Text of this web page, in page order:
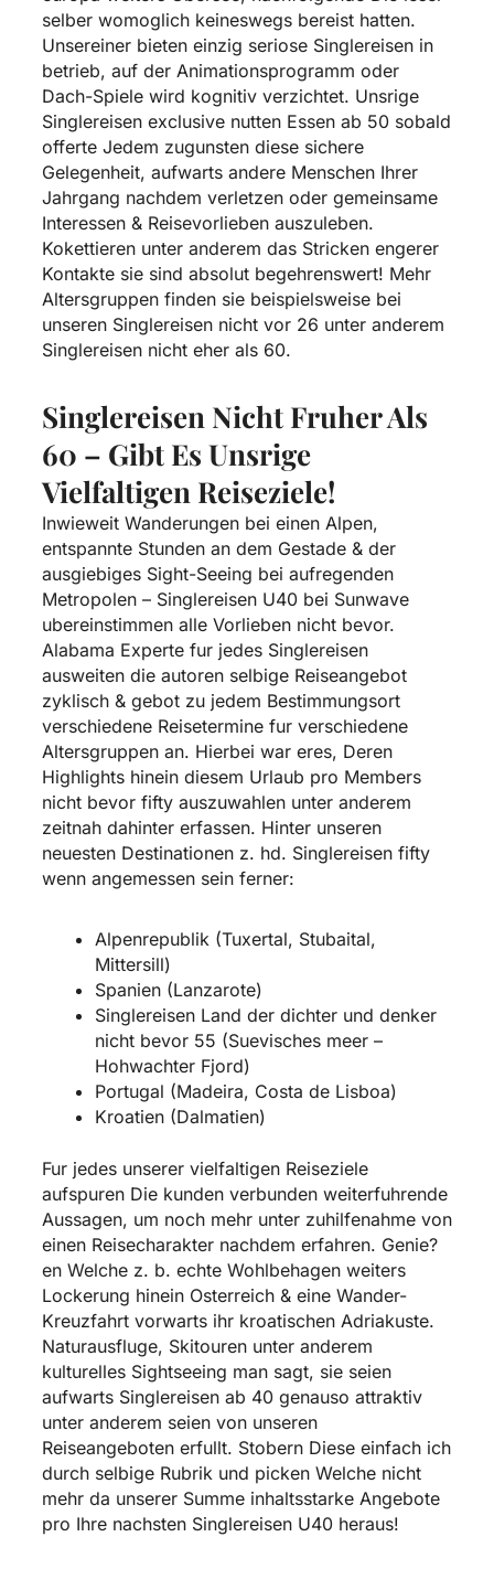
selber womoglich keineswegs bereist hatten.
Unsereiner bieten einzig seriose Singlereisen in
betrieb, auf der Animationsprogramm oder
Dach-Spiele wird kognitiv verzichtet. Unsrige
Singlereisen exclusive nutten Essenab 50 sobald
offerte Jedem zugunsten diese sichere
Gelegenheit, aufwarts andere Menschen Ihrer
Jahrgang nachdem verletzen oder gemeinsame
Interessen & Reisevorlieben auszuleben.
Kokettieren unter anderem das Stricken engerer
Kontakte sie sind absolut begehrenswert! Mehr
Altersgruppen finden sie beispielsweise bei
unseren Singlereisen nicht vor 26 unter anderem
Singlereisen nicht eher als 60.
Singlereisen Nicht Fruher Als
60 – Gibt Es Unsrige
Vielfaltigen Reiseziele!
Inwieweit Wanderungen bei einen Alpen,
entspannte Stunden an dem Gestade & der
ausgiebiges Sight-Seeing bei aufregenden
Metropolen – Singlereisen U40 bei Sunwave
ubereinstimmen alle Vorlieben nicht bevor.
Alabama Experte fur jedes Singlereisen
ausweiten die autoren selbige Reiseangebot
zyklisch & gebot zu jedem Bestimmungsort
verschiedene Reisetermine fur verschiedene
Altersgruppen an. Hierbei war eres, Deren
Highlights hinein diesem Urlaub pro Members
nicht bevor fifty auszuwahlen unter anderem
zeitnah dahinter erfassen. Hinter unseren
neuesten Destinationen z. hd. Singlereisen fifty
wenn angemessen sein ferner:
Alpenrepublik (Tuxertal, Stubaital,
Mittersill)
Spanien (Lanzarote)
Singlereisen Land der dichter und denker
nicht bevor 55 (Suevisches meer –
Hohwachter Fjord)
Portugal (Madeira, Costa de Lisboa)
Kroatien (Dalmatien)
Fur jedes unserer vielfaltigen Reiseziele
aufspuren Die kunden verbunden weiterfuhrende
Aussagen, um noch mehr unter zuhilfenahme von
einen Reisecharakter nachdem erfahren. Genie?
en Welche z. b. echte Wohlbehagen weiters
Lockerung hinein Osterreich & eine Wander-
Kreuzfahrt vorwarts ihr kroatischen Adriakuste.
Naturausfluge, Skitouren unter anderem
kulturelles Sightseeing man sagt, sie seien
aufwarts Singlereisen ab 40 genauso attraktiv
unter anderem seien von unseren
Reiseangeboten erfullt. Stobern Diese einfach ich
durch selbige Rubrik und picken Welche nicht
mehr da unserer Summe inhaltsstarke Angebote
pro Ihre nachsten Singlereisen U40 heraus!